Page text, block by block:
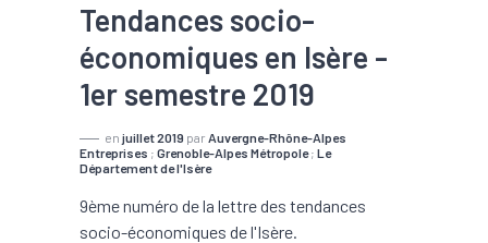
Tendances socio-
économiques en Isère -
1er semestre 2019
en juillet 2019 par Auvergne-Rhône-Alpes
Entreprises ; Grenoble-Alpes Métropole; Le
Département de l'Isère
9ème numéro de la lettre des tendances
socio-économiques de l'Isère.